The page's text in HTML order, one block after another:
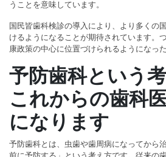
うことを意味しています。
国民皆歯科検診の導入により、より多くの
けるようになることが期待されています。
康政策の中心に位置づけられるようになっ
予防歯科という考
これからの歯科
になります
予防歯科とは、虫歯や歯周病になってから